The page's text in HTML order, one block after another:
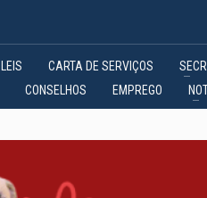
LEIS CARTA DE SERVIÇOS
CONSELHOS EMPREGO